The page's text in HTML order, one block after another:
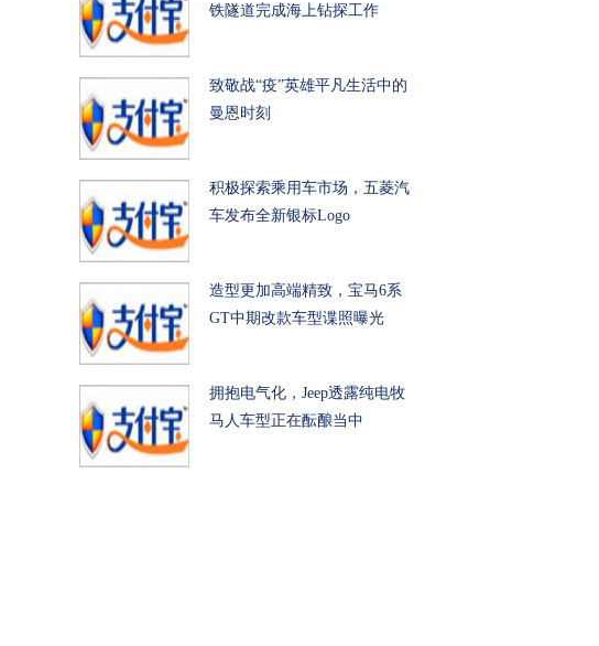
铁隧道完成海上钻探工作
致敬战“疫”英雄平凡生活中的
曼恩时刻
积极探索乘用车市场，五菱汽
车发布全新银标Logo
造型更加高端精致，宝马6系
GT中期改款车型谍照曝光
拥抱电气化，Jeep透露纯电牧
马人车型正在酝酿当中